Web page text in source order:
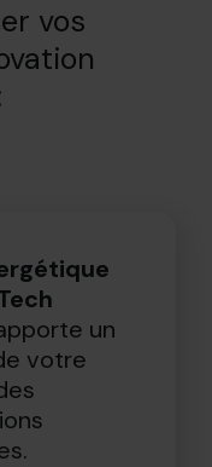
vos
un
votre